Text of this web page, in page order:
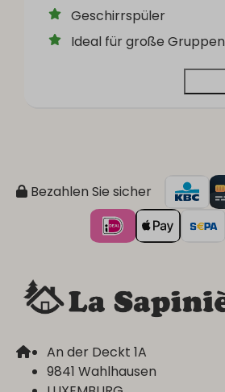
Geschirrspüler
Ideal für große Gruppen
Bezahlen Sie sicher
An der Deckt 1A
9841 Wahlhausen